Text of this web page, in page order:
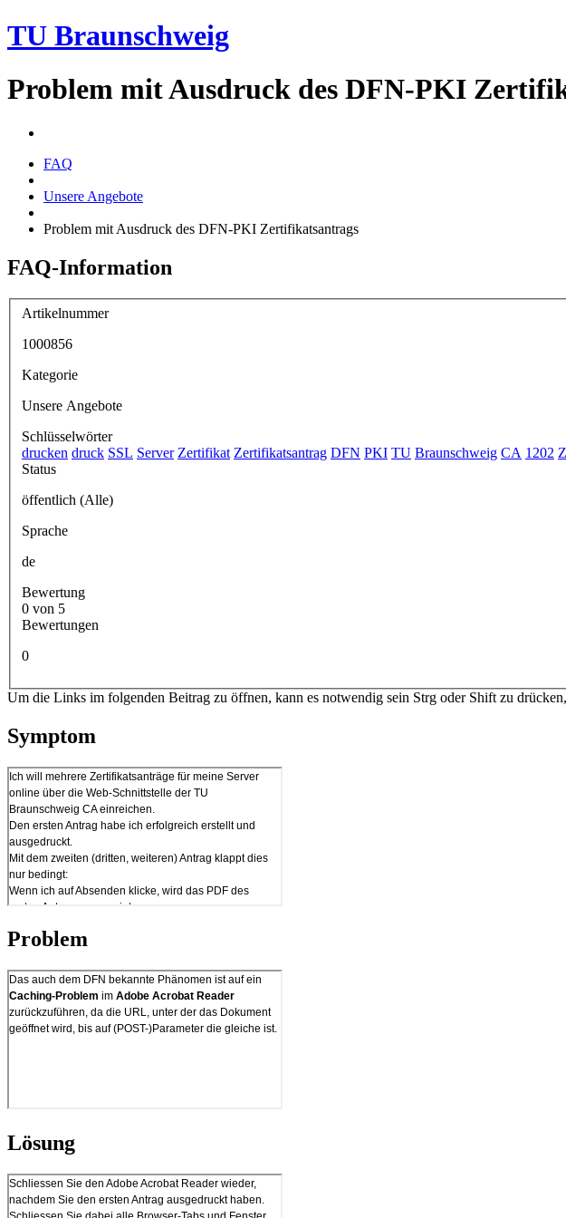
TU Braunschweig
Problem mit Ausdruck des DFN-PKI
FAQ
Unsere Angebote
Problem mit Ausdruck des DFN-PKI Zertifikatsantrags
FAQ-Information
Artikelnummer
1000856
Kategorie
Unsere Angebote
Schlüsselwörter
drucken druck SSL Server Zertifikat Zertifikatsantrag DFN PKI TU Braunschweig CA 1202
Status
öffentlich (Alle)
Sprache
de
Bewertung
0 von 5
Bewertungen
0
Um die Links im folgenden Beitrag zu öffnen, kann es notwendig sein Strg oder Shift zu
Symptom
Problem
Lösung